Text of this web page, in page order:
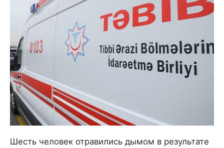
Шесть человек отравились дымом в результате